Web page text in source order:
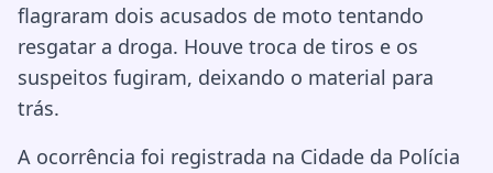
flagraram dois acusados de moto tentando
resgatar a droga. Houve troca de tiros e os
suspeitos fugiram, deixando o material para
trás.
A ocorrência foi registrada na Cidade da Polícia